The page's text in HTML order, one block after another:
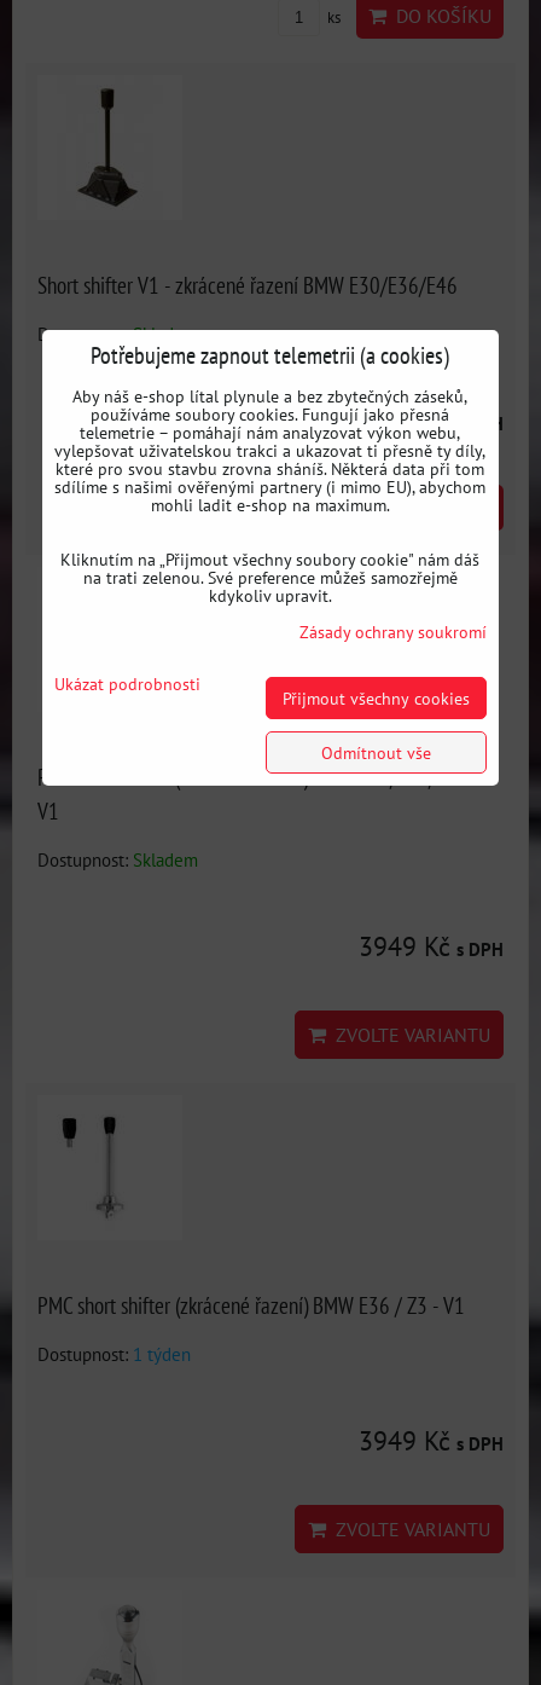
ks DO KOŠÍKU
Short shifter V1 - zkrácené řazení BMW E30/E36/E46
Dostupnost:Skladem
3141 Kč s DPH
ks DO KOŠÍKU
PMC short shifter (zkrácené řazení) BMW E30/E34/E46 -
V1
Dostupnost: Skladem
3949 Kč s DPH
ZVOLTE VARIANTU
PMC short shifter (zkrácené řazení) BMW E36 / Z3 - V1
Dostupnost: 1 týden
3949 Kč s DPH
ZVOLTE VARIANTU
Potřebujeme zapnout telemetrii (a cookies)
Aby náš e-shop lítal plynule a bez zbytečných záseků,
používáme soubory cookies. Fungují jako přesná
telemetrie – pomáhají nám analyzovat výkon webu,
vylepšovat uživatelskou trakci a ukazovat ti přesně ty díly,
které pro svou stavbu zrovna sháníš. Některá data při tom
sdílíme s našimi ověřenými partnery (i mimo EU), abychom
mohli ladit e-shop na maximum.
Kliknutím na „Přijmout všechny soubory cookie" nám dáš
na trati zelenou. Své preference můžeš samozřejmě
kdykoliv upravit.
Zásady ochrany soukromí
Ukázat podrobnosti
Přijmout všechny cookies
Odmítnout vše